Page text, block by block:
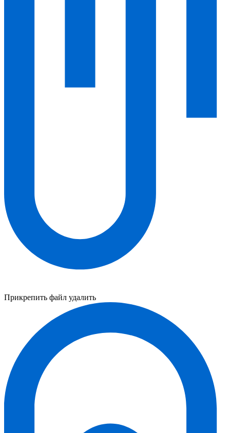
Прикрепить файл удалить